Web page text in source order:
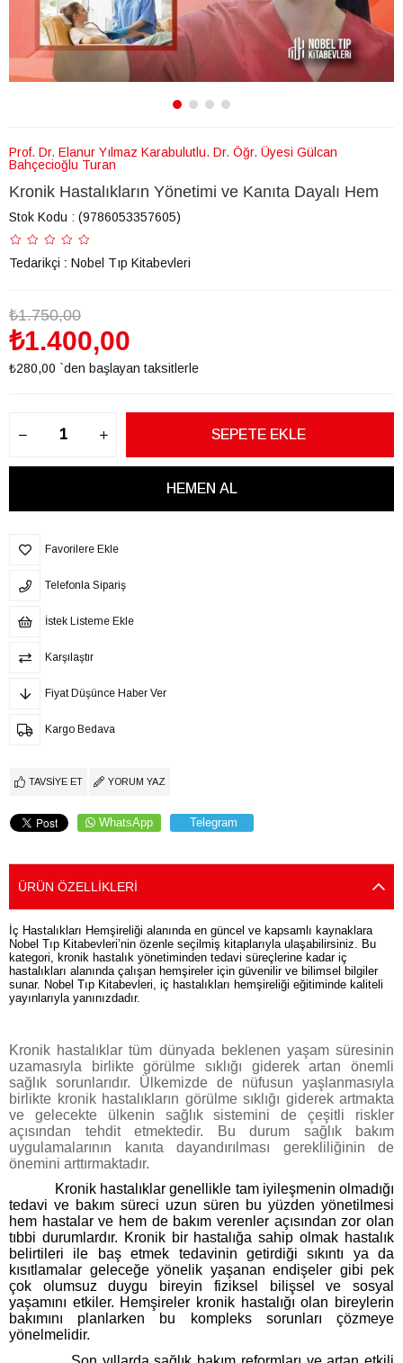
Prof. Dr. Elanur Yılmaz Karabulutlu. Dr. Öğr. Üyesi Gülcan
Bahçecioğlu Turan
Kronik Hastalıkların Yönetimi ve Kanıta Dayalı Hem
Stok Kodu (9786053357605)
Tedarikçi : Nobel Tıp Kitabevleri
₺1.750,00
₺1.400,00
₺280,00 `den başlayan taksitlerle
Favorilere Ekle
Telefonla Sipariş
İstek Listeme Ekle
Karşılaştır
Fiyat Düşünce Haber Ver
Kargo Bedava
TAVSIYE ET YORUM YAZ
WhatsApp Telegram
ÜRÜN ÖZELLIKLERI
İç Hastalıkları Hemşireliği alanında en güncel ve kapsamlı kaynaklara
Nobel Tıp Kitabevleri’nin özenle seçilmiş kitaplarıyla ulaşabilirsiniz. Bu
kategori, kronik hastalık yönetiminden tedavi süreçlerine kadar iç
hastalıkları alanında çalışan hemşireler için güvenilir ve bilimsel bilgiler
sunar. Nobel Tıp Kitabevleri, iç hastalıkları hemşireliği eğitiminde kaliteli
yayınlarıyla yanınızdadır.
Kronik hastalıklar tüm dünyada beklenen yaşam süresinin
uzamasıyla birlikte görülme sıklığı giderek artan önemli
sağlık sorunlarıdır. Ülkemizde de nüfusun yaşlanmasıyla
birlikte kronik hastalıkların görülme sıklığı giderek artmakta
ve gelecekte ülkenin sağlık sistemini de çeşitli riskler
açısından tehdit etmektedir. Bu durum sağlık bakım
uygulamalarının kanıta dayandırılması gerekliliğinin de
önemini arttırmaktadır.
Kronik hastalıklar genellikle tam iyileşmenin olmadığı
tedavi ve bakım süreci uzun süren bu yüzden yönetilmesi
hem hastalar ve hem de bakım verenler açısından zor olan
tıbbi durumlardır. Kronik bir hastalığa sahip olmak hastalık
belirtileri ile baş etmek tedavinin getirdiği sıkıntı ya da
kısıtlamalar geleceğe yönelik yaşanan endişeler gibi pek
çok olumsuz duygu bireyin fiziksel bilişsel ve sosyal
yaşamını etkiler. Hemşireler kronik hastalığı olan bireylerin
bakımını planlarken bu kompleks sorunları çözmeye
yönelmelidir.